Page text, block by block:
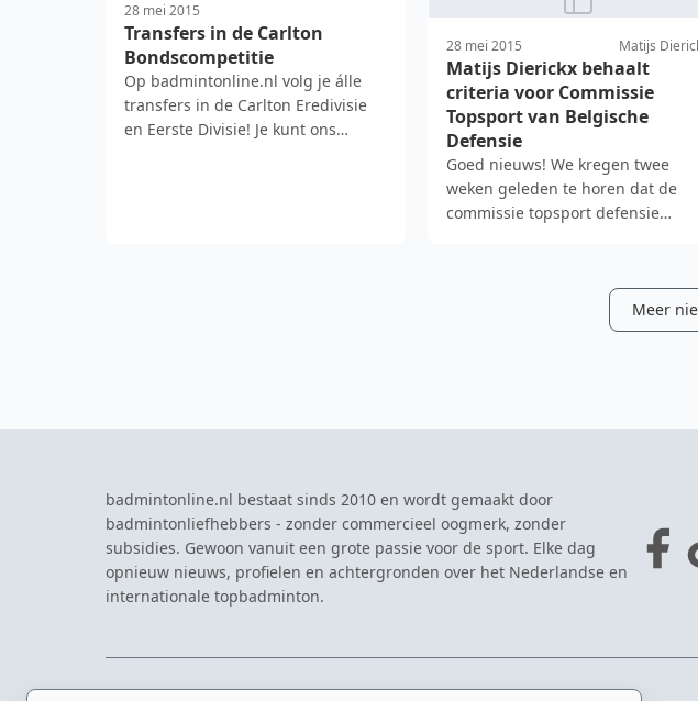
28 mei 2015
Transfers in de Carlton
Bondscompetitie
Op badmintonline.nl volg je álle
transfers in de Carlton Eredivisie
en Eerste Divisie! Je kunt ons
28 mei 2015 Matijs
Matijs Dierickx behaalt
criteria voor Commissie
Topsport van Belgische
Defensie
Goed nieuws! We kregen twee
weken geleden te horen dat de
commissie topsport defensie
Meer
badmintonline.nl bestaat sinds 2010 en wordt gemaakt door
badmintonliefhebbers - zonder commercieel oogmerk, zonder
subsidies. Gewoon vanuit een grote passie voor de sport. Elke dag
opnieuw nieuws, profielen en achtergronden over het Nederlandse en
internationale topbadminton.